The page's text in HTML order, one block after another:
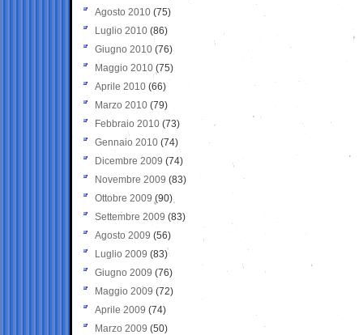
Agosto 2010 (75)
Luglio 2010 (86)
Giugno 2010 (76)
Maggio 2010 (75)
Aprile 2010 (66)
Marzo 2010 (79)
Febbraio 2010 (73)
Gennaio 2010 (74)
Dicembre 2009 (74)
Novembre 2009 (83)
Ottobre 2009 (90)
Settembre 2009 (83)
Agosto 2009 (56)
Luglio 2009 (83)
Giugno 2009 (76)
Maggio 2009 (72)
Aprile 2009 (74)
Marzo 2009 (50)